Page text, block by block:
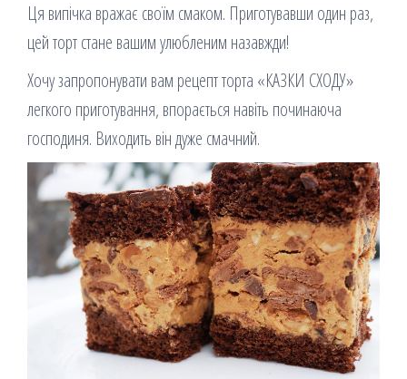
Ця випічка вражає своїм смаком. Приготувавши один раз,
цей торт стане вашим улюбленим назавжди!
Хочу запропонувати вам рецепт торта «КАЗКИ СХОДУ»
легкого приготування, впорається навіть починаюча
господиня. Виходить він дуже смачний.